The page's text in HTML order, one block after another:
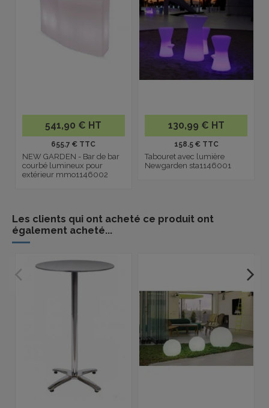
541,90 € HT
655.7 € TTC
NEW GARDEN - Bar de bar
courbé lumineux pour
extérieur mmo1146002
130,99 € HT
158.5 € TTC
Tabouret avec lumière
Newgarden sta1146001
Les clients qui ont acheté ce produit ont
également acheté...